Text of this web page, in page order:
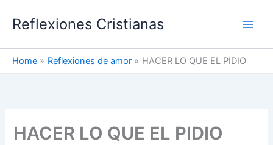
Reflexiones Cristianas
Home Reflexiones de amor HACER LO QUE EL PIDIO
HACER LO QUE EL PIDIO